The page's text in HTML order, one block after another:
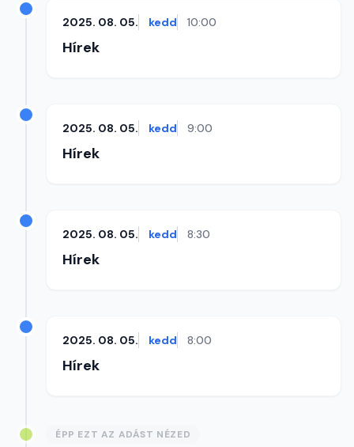
2025. 08. 05. kedd 10:00
Hírek
2025. 08. 05. kedd 9:00
Hírek
2025. 08. 05. kedd 8:30
Hírek
2025. 08. 05. kedd 8:00
Hírek
ÉPP EZT AZ ADÁST NÉZED